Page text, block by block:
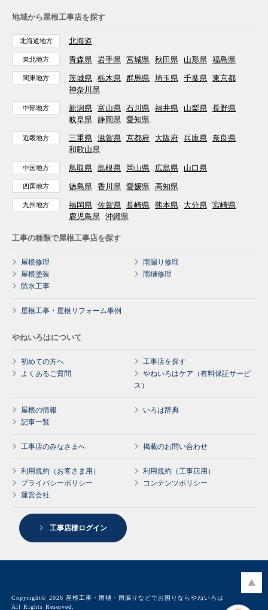
地域から屋根工事店を探す
北海道地方 北海道
東北地方 青森県 岩手県 宮城県 秋田県 山形県 福島県
関東地方 茨城県 栃木県 群馬県 埼玉県 千葉県 東京都
神奈川県
中部地方 新潟県 富山県 石川県 福井県 山梨県 長野県
岐阜県 静岡県 愛知県
近畿地方 三重県 滋賀県 京都府 大阪府 兵庫県 奈良県
和歌山県
中国地方 鳥取県 島根県 岡山県 広島県 山口県
四国地方 徳島県 香川県 愛媛県 高知県
九州地方 福岡県 佐賀県 長崎県 熊本県 大分県 宮崎県
鹿児島県 沖縄県
工事の種類で屋根工事店を探す
屋根修理
雨漏り修理
屋根塗装
雨樋修理
防水工事
屋根工事・屋根リフォーム事例
やねいろはについて
初めての方へ
工事店を探す
よくあるご質問
やねいろはケア（有料保証サービ
ス）
屋根の情報
いろは辞典
記事一覧
工事店のみなさまへ 掲載のお問い合わせ
利用規約（お客さま用）
利用規約（工事店用）
プライバシーポリシー
コンテンツポリシー
運営会社
工事店様ログイン
Copyright© 2026 屋根工事・雨樋・雨漏りなどでお困りならやねいろは
All Rights Reserved.